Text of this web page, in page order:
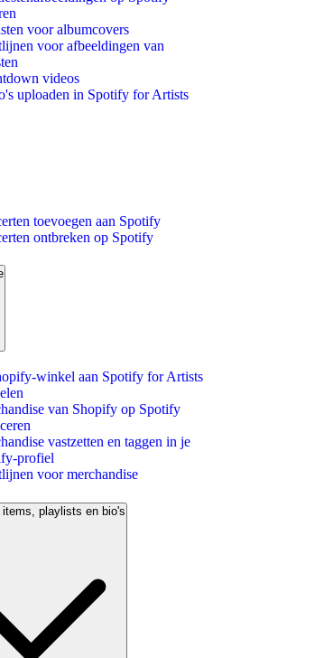
voor albumcovers
voor afbeeldingen van
videos
uploaden in Spotify for Artists
toevoegen aan Spotify
ontbreken op Spotify
winkel aan Spotify for Artists
van Shopify op Spotify
vastzetten en taggen in je
profiel
voor merchandise
playlists en bio's